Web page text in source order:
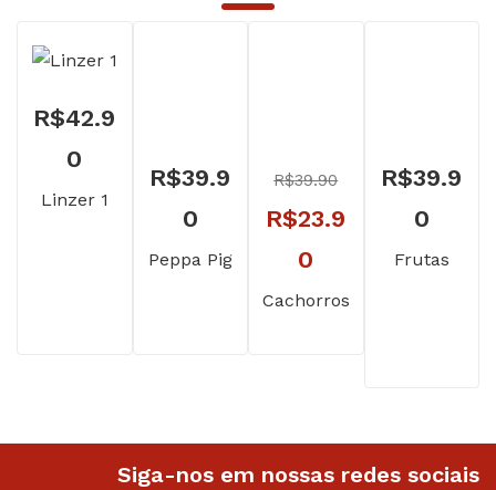
R$42.9
0
Linzer 1
R$39.9
0
Peppa Pig
R$39.90
O
preço
original
R$23.9
0
preço
Cachorros
R$39.9
0
Frutas
Siga-nos em nossas redes sociais